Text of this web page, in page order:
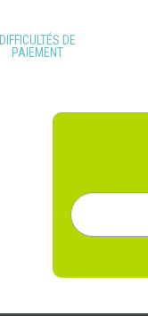
DIFFICULTÉS DE
PAIEMENT
Rechercher